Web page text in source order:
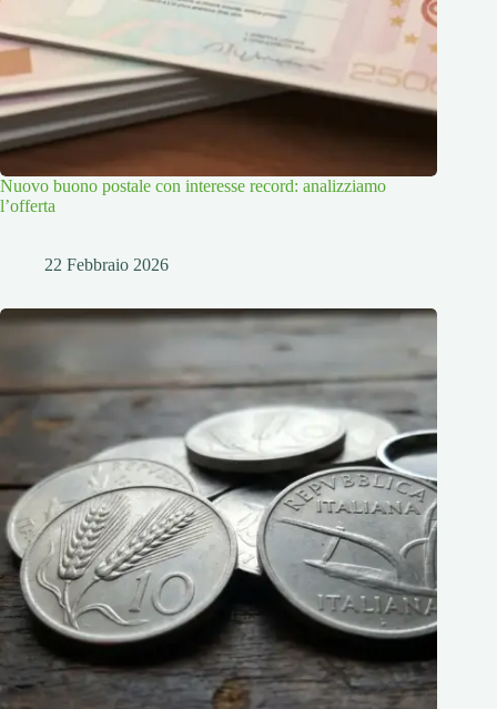
Nuovo buono postale con interesse record: analizziamo
l’offerta
22 Febbraio 2026